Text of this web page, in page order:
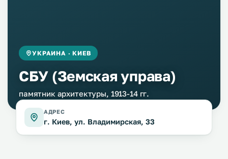
УКРАИНА · КИЕВ
СБУ (Земская управа)
памятник архитектуры, 1913-14 гг.
АДРЕС
г. Киев, ул. Владимирская, 33